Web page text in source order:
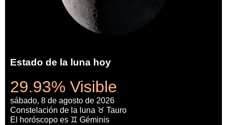
Estado de la luna hoy
29.93% Visible
sábado, 8 de agosto de 2026
Constelación de la luna ♉ Tauro
El horóscopo es ♊ Géminis